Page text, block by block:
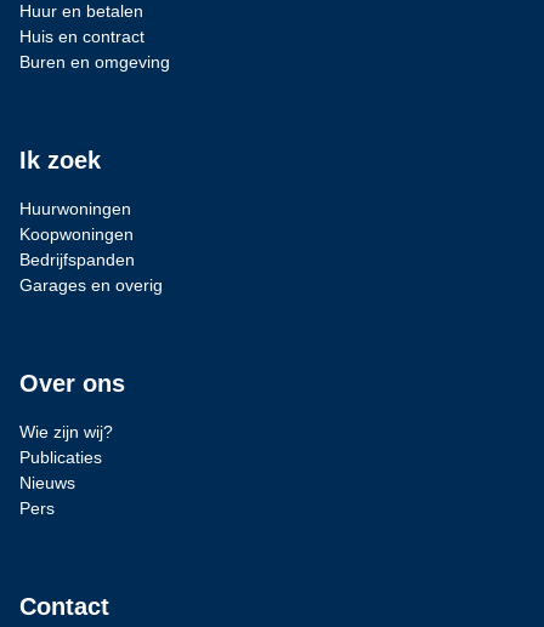
Huur en betalen
Huis en contract
Buren en omgeving
Ik zoek
Huurwoningen
Koopwoningen
Bedrijfspanden
Garages en overig
Over ons
Wie zijn wij?
Publicaties
Nieuws
Pers
Contact